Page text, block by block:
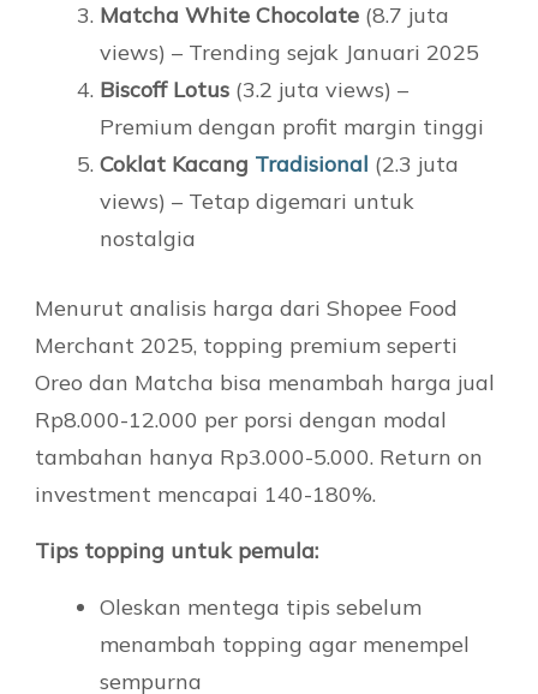
Matcha White Chocolate (8.7 juta
views) – Trending sejak Januari 2025
Biscoff Lotus (3.2 juta views) –
Premium dengan profit margin tinggi
Coklat Kacang Tradisional (2.3 juta
views) – Tetap digemari untuk
nostalgia
Menurut analisis harga dari Shopee Food
Merchant 2025, topping premium seperti
Oreo dan Matcha bisa menambah harga jual
Rp8.000-12.000 per porsi dengan modal
tambahan hanya Rp3.000-5.000. Return on
investment mencapai 140-180%.
Tips topping untuk pemula:
Oleskan mentega tipis sebelum
menambah topping agar menempel
sempurna